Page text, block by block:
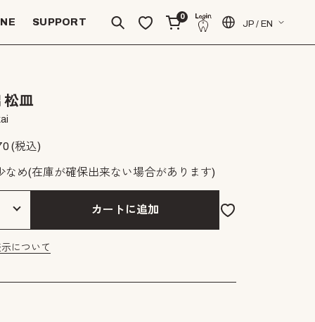
SUPPORT
0
JP / EN
松皿
(税込)
なめ(在庫が確保出来ない場合があります)
カートに追加
について